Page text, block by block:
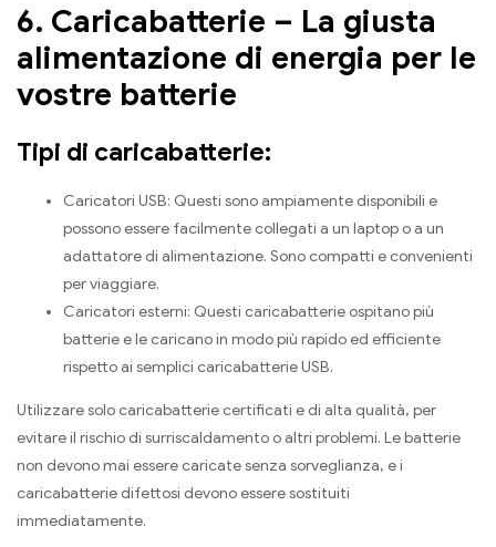
6. Caricabatterie – La giusta
alimentazione di energia per le
vostre batterie
Tipi di caricabatterie:
Caricatori USB: Questi sono ampiamente disponibili e
possono essere facilmente collegati a un laptop o a un
adattatore di alimentazione. Sono compatti e convenienti
per viaggiare.
Caricatori esterni: Questi caricabatterie ospitano più
batterie e le caricano in modo più rapido ed efficiente
rispetto ai semplici caricabatterie USB.
Utilizzare solo caricabatterie certificati e di alta qualità, per
evitare il rischio di surriscaldamento o altri problemi. Le batterie
non devono mai essere caricate senza sorveglianza, e i
caricabatterie difettosi devono essere sostituiti
immediatamente.